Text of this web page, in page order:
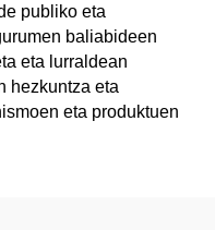
publiko eta
baliabideen
eta lurraldean
hezkuntza eta
eta produktuen